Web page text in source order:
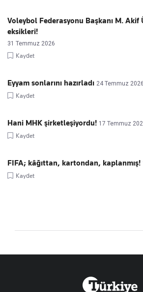
Voleybol Federasyonu Başkanı M. Akif
eksikleri!
31 Temmuz 2026
Kaydet
Eyyam sonlarını hazırladı 24 Temmuz 2026
Kaydet
Hani MHK şirketleşiyordu! 17 Temmuz
Kaydet
FIFA; kâğıttan, kartondan, kaplanmış!
Kaydet